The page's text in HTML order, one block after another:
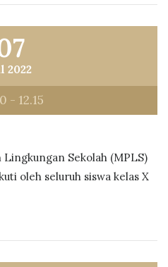
2022
- 12.15
Sekolah (MPLS)
oleh seluruh siswa kelas X